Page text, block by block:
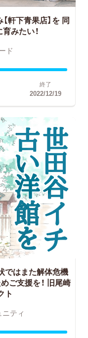
軒下青果店】を 同
みたい！
ド
終了
2022/12/19
ではまた解体危機
ご支援を！ 旧尾崎
ト
ニティ